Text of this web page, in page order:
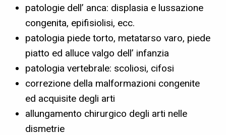
patologie dell’ anca: displasia e lussazione
congenita, epifisiolisi, ecc.
patologia piede torto, metatarso varo, piede
piatto ed alluce valgo dell’ infanzia
patologia vertebrale: scoliosi, cifosi
correzione della malformazioni congenite
ed acquisite degli arti
allungamento chirurgico degli arti nelle
dismetrie